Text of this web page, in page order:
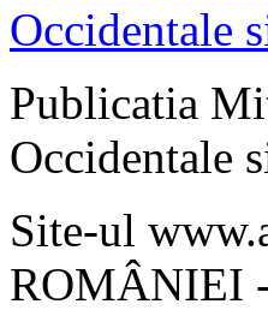
Publicatia
Occidentale
Site-ul
ROMÂNIEI